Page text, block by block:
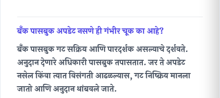
बँक पासबुक अपडेट नसणे ही गंभीर चूक का आहे?
बँक पासबुक गट सक्रिय आणि पारदर्शक असल्याचे दर्शवते.
अनुदान देणारे अधिकारी पासबुक तपासतात. जर ते अपडेट
नसेल किंवा त्यात विसंगती आढळल्यास, गट निष्क्रिय मानला
जातो आणि अनुदान थांबवले जाते.